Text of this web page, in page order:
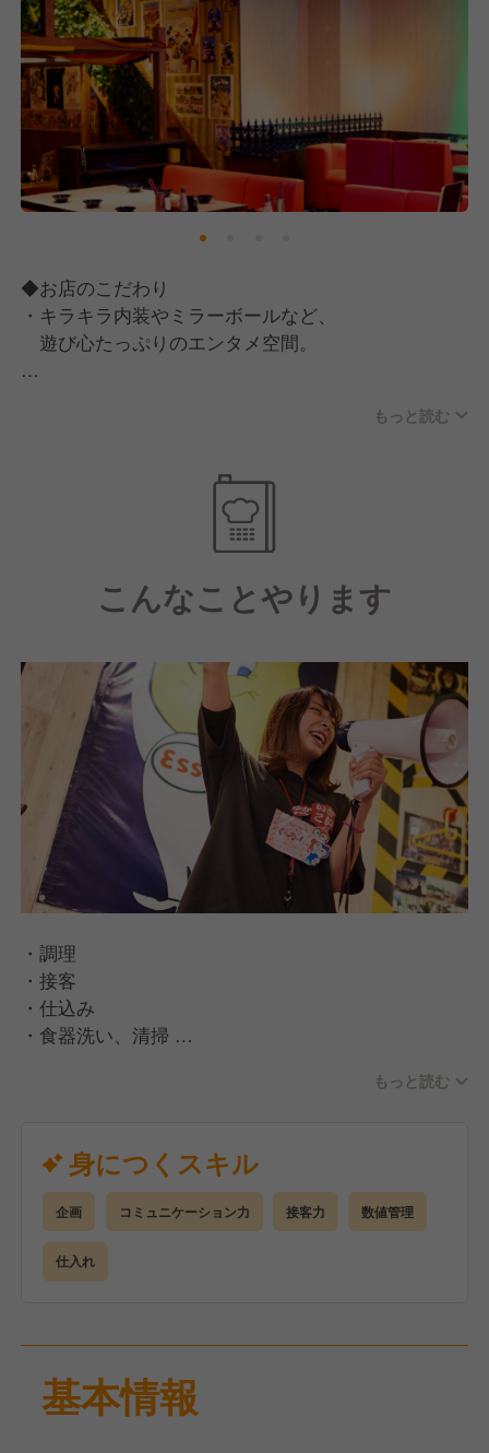
◆お店のこだわり
・キラキラ内装やミラーボールなど、
遊び心たっぷりのエンタメ空間。
・カウンターは常連さんと盛り上がる、
・地域で一番笑顔が溢れるお店を目指して、全員で元
気を届ける接客スタイル
・月最大9休／週休2日制／福利厚生充実
・飲食業界1位!働きがいのある会社 3年連続受賞
・健康経営優良法人 8年連続認定
もっと読む
こんなことやります
・調理
・接客
・仕込み
・食器洗い、清掃
◇ポジションに関係なく、全員で接客します！
ちょっと図々しいくらいがちょうどいい◎
「また来たい」をつくるのは、料理よりまず“人”なん
です。
もっと読む
身につくスキル
企画 コミュニケーション力 接客力 数値管理
仕入れ
基本情報